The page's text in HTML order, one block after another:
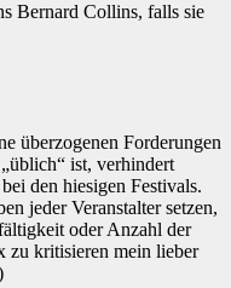
Bernard Collins, falls sie
überzogenen Forderungen
ist, verhindert
den hiesigen Festivals.
jeder Veranstalter setzen,
oder Anzahl der
zu kritisieren mein lieber